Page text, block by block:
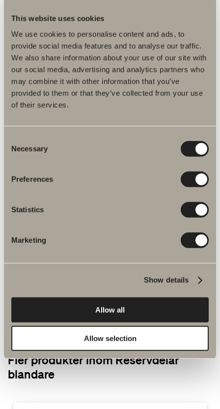
This website uses cookies
We use cookies to personalise content and ads, to
provide social media features and to analyse our traffic.
We also share information about your use of our site with
our social media, advertising and analytics partners who
may combine it with other information that you’ve
provided to them or that they’ve collected from your use
of their services.
Selection
Necessary
Preferences
Statistics
Marketing
Show details
Allow all
Allow selection
Vanliga frågor & svar
För att underlätta för dig har vi samlat in våra
Fler produkter inom Reservdelar
blandare